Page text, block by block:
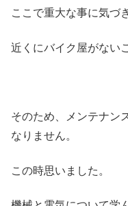
ここで重大な事に気づ
近くにバイク屋がない
そのため、メンテナン
なりません。
この時思いました。